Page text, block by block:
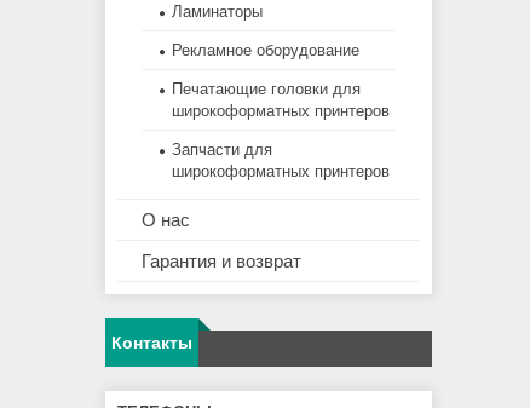
Ламинаторы
Рекламное оборудование
Печатающие головки для
широкоформатных принтеров
Запчасти для
широкоформатных принтеров
О нас
Гарантия и возврат
Контакты